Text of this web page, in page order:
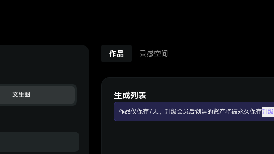
文生图
作品 灵感空间
生成列表
作品仅保存7天，升级会员后创建的资产将被永久保存升级